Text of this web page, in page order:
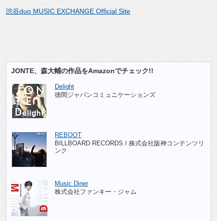
渋谷duo MUSIC EXCHANGE Official Site
JONTE、森大輔の作品をAmazonでチェック!!
Delight
徳間ジャパンコミュニケーションズ
REBOOT
BILLBOARD RECORDS / 株式会社阪神コンテンツリ
ンク
Music Diner
株式会社ファンキー・ジャム